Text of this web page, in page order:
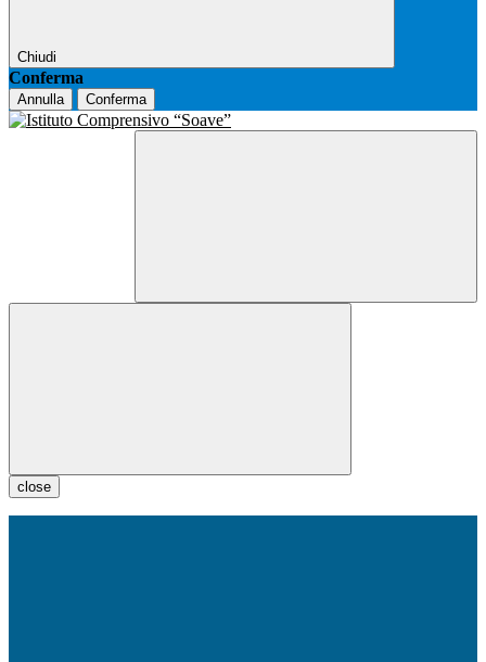
Chiudi
Conferma
Annulla Conferma
close